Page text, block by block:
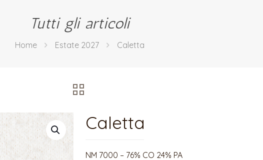
Tutti gli articoli
Home Estate 2027 Caletta
Caletta
NM 7000 – 76% CO 24% PA